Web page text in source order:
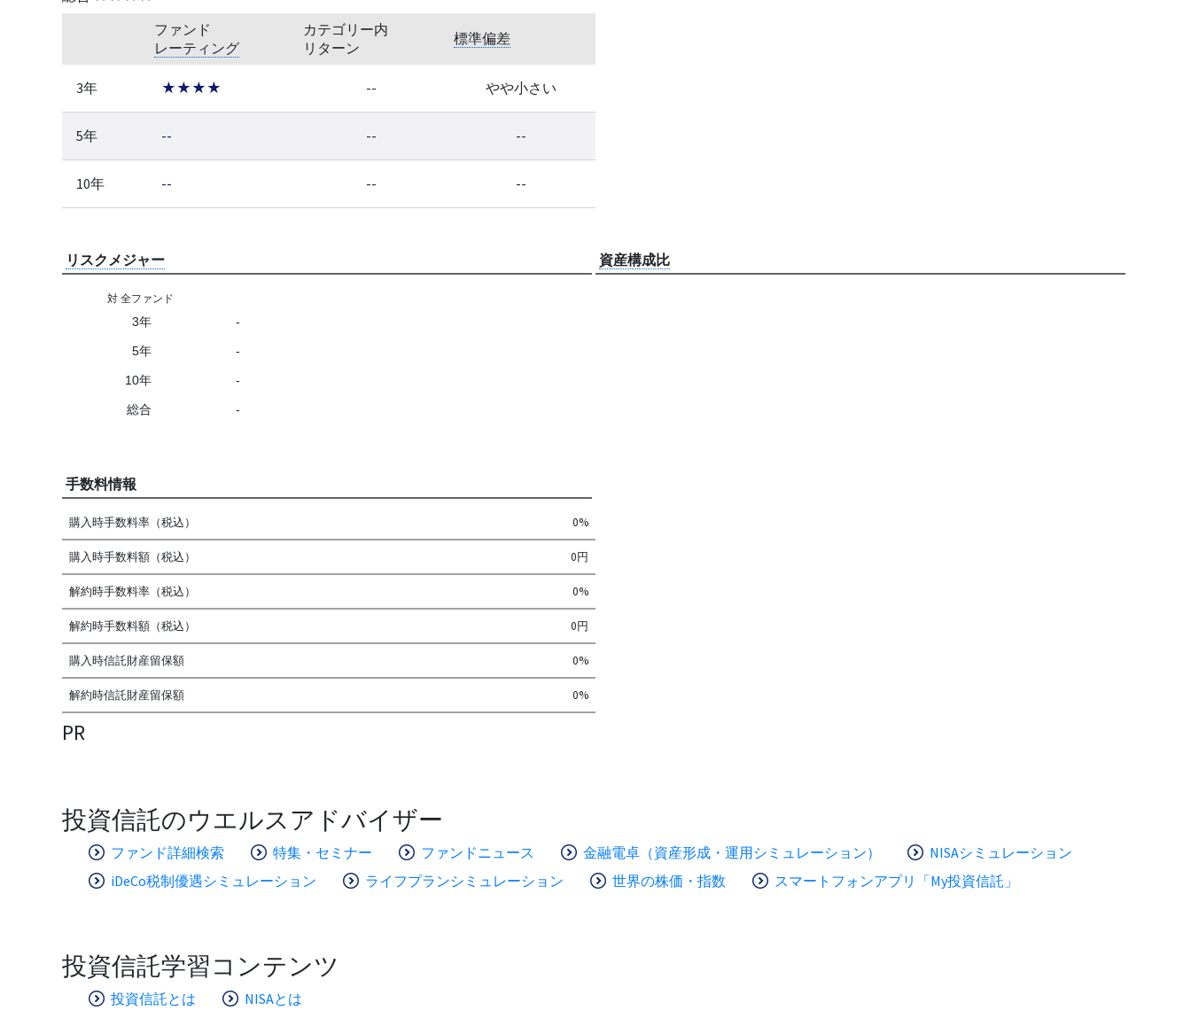
ファンド
レーティング
カテゴリー内
リターン
標準偏差
3年 ★★★★ -- やや小さい
5年 -- -- --
10年 -- -- --
リスクメジャー
対 全ファンド
3年 -
5年 -
10年 -
総合 -
資産構成比
手数料情報
購入時手数料率（税込） 0%
購入時手数料額（税込） 0円
解約時手数料率（税込） 0%
解約時手数料額（税込） 0円
購入時信託財産留保額 0%
解約時信託財産留保額 0%
PR
投資信託のウエルスアドバイザー
ファンド詳細検索 特集・セミナー ファンドニュース 金融電卓（資産形成・運用シミュレーション）
NISAシミュレーション
iDeCo税制優遇シミュレーション
ライフプランシミュレーション 世界の株価・指数 スマートフォンアプリ「My投資信託」
投資信託学習コンテンツ
投資信託とは NISAとは